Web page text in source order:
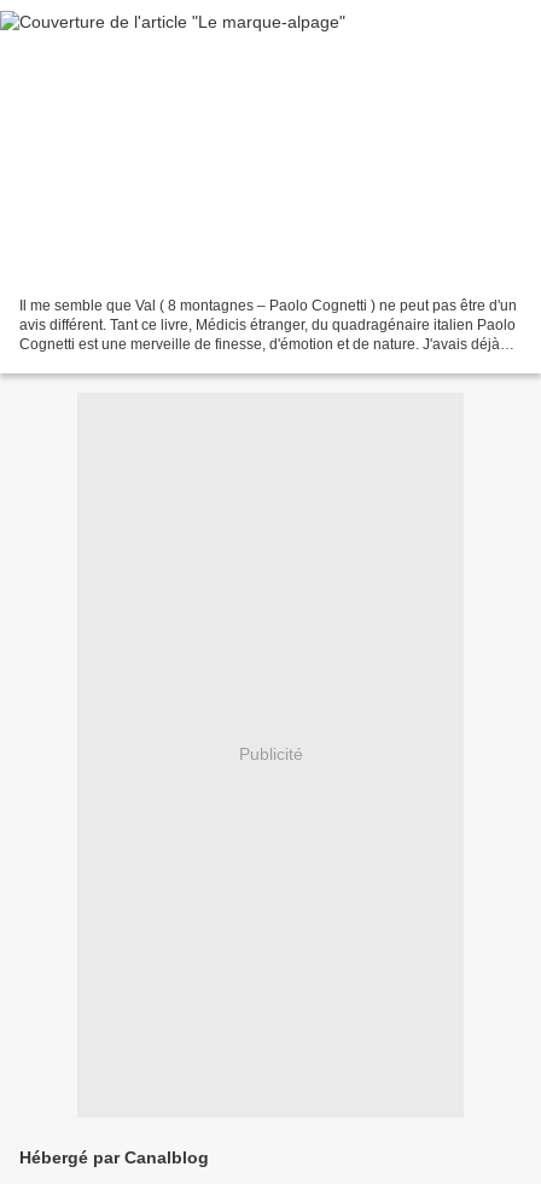
Il me semble que Val ( 8 montagnes – Paolo Cognetti ) ne peut pas être d'un
avis différent. Tant ce livre, Médicis étranger, du quadragénaire italien Paolo
Cognetti est une merveille de finesse, d'émotion et de nature. J'avais déjà
Publicité
Hébergé par Canalblog